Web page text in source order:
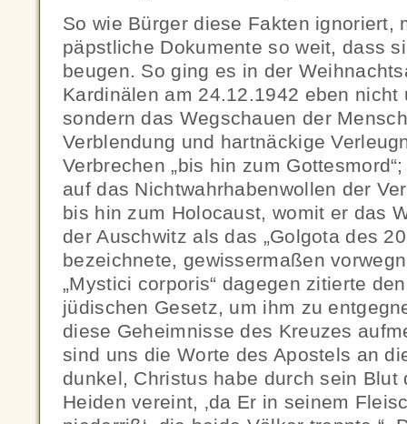
So wie Bürger diese Fakten ignoriert,
päpstliche Dokumente so weit, dass
beugen. So ging es in der
Kardinälen am 24.12.1942 eben nicht
sondern das Wegschauen der
Verblendung und hartnäckige
Verbrechen „bis hin zum
auf das Nichtwahrhabenwollen der
bis hin zum Holocaust, womit er das
der Auschwitz als das „Golgota des
bezeichnete, gewissermaßen
„Mystici corporis“ dagegen zitierte
jüdischen Gesetz, um ihm zu
diese Geheimnisse des Kreuzes
sind uns die Worte des Apostels an
dunkel, Christus habe durch sein Blut
Heiden vereint, ‚da Er in seinem